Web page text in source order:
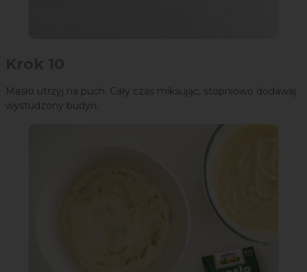
Masło utrzyj na puch. Cały czas miksując, stopniowo dodawaj
wystudzony budyń.